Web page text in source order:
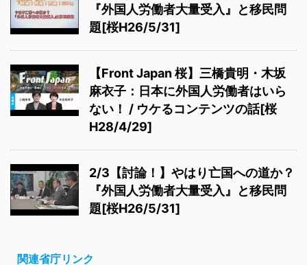
『外国人労働者大量受入』と移民問
題[桜H26/5/31]
【Front Japan 桜】三橋貴明・木坂
麻衣子：日本に外国人労働者はいら
ない！ / ウケるコンテンツの話[桜
H28/4/29]
2/3【討論！】やはり亡国への道か？
『外国人労働者大量受入』と移民問
題[桜H26/5/31]
関連省庁リンク